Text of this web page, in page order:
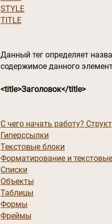
STYLE
TITLE
Данный тег определяет
содержимое данного
<title>Заголовок</title>
С чего начать работу?
Гиперссылки
Текстовые блоки
Форматирование и
Списки
Объекты
Таблицы
Формы
Фреймы